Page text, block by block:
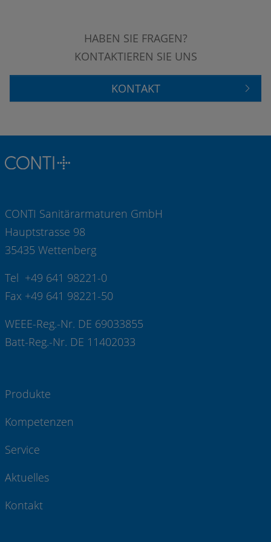
HABEN SIE FRAGEN?
KONTAKTIEREN SIE UNS
KONTAKT
CONTI Sanitärarmaturen GmbH
Hauptstrasse 98
35435 Wettenberg
Tel +49 641 98221-0
Fax +49 641 98221-50
WEEE-Reg.-Nr. DE 69033855
Batt-Reg.-Nr. DE 11402033
Produkte
Kompetenzen
Service
Aktuelles
Kontakt